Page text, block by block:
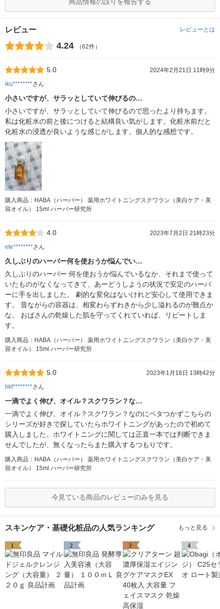
レビュー レビューとは
4.24 （62件）
5.0
2024年2月21日 11時9分
iku********さん
小さいですが、サラッとしていて伸びるの…
小さいですが、サラッとしていて伸びるので思ったより持ちます。
私は化粧水の前と後につけると結構良い気がします。化粧水前だと
化粧水の浸透が良いような感じがします。個人的な感想です。
購入商品：HABA（ハーバー） 薬用ホワイトニングスクワラン（美白ケア・美
容オイル） 15ml ハーバー研究所
4.0
2023年7月2日 21時23分
ete********さん
久しぶりのハーバー何を使おうか悩んでい…
久しぶりのハーバー 何を使おうか悩んでいるなか、それまで使って
いたものがなくなってきて、あーどうしようの状況で安定のハーバ
ーに手を出しました。 劇的な変化はないけれど安心して使用できま
す。 昔ながらの容器は、相変わらずわきから少し溢れるのが難点か
な。 おばさんの乾燥した肌を守ってくれていれば、リピートしま
す。
購入商品：HABA（ハーバー） 薬用ホワイトニングスクワラン（美白ケア・美
容オイル） 15ml ハーバー研究所
5.0
2023年1月16日 13時42分
hkt********さん
一滴でよく伸び、オイル？スクワラン？な…
一滴でよく伸び、オイル？スクワラン？なのにベタつかずこちらの
シリーズが好きで探していたらホワイトニングがあったので初めて
購入しました。ホワイトニングに関しては正直一本では判断できま
せんでしたが、無くなったらまた購入するつもりです。
購入商品：HABA（ハーバー） 薬用ホワイトニングスクワラン（美白ケア・美
容オイル） 15ml ハーバー研究所
今見ている商品のレビューのみを見る
スキンケア・基礎化粧品の人気ランキング もっと見る
1 2 3 4